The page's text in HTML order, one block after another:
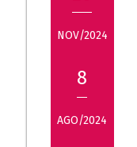
NOV/2024
8
AGO/2024